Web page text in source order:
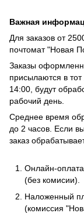
Важная
Для заказов от
почтомат "Новая
Заказы
присылаются в
14:00, будут
рабочий день.
Среднее время
до 2 часов. Если
заказ
Онлайн-
(без комисии).
Наложенный
(комиссия